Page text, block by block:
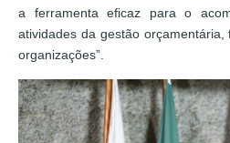
a ferramenta eficaz para o
atividades da gestão
organizações”.